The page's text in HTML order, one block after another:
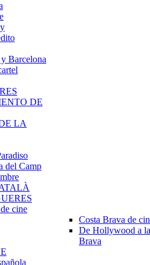
Barcelona
DE
LA
del Camp
cine
Costa Brava de
De Hollywood a
Brava